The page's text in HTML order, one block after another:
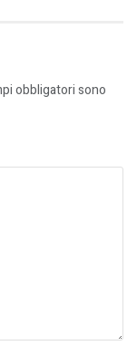
obbligatori sono